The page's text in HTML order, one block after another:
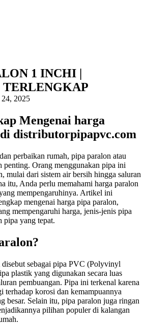
1 INCHI |
TERLENGKAP
2025
Mengenai harga
distributorpipapvc.com
perbaikan rumah, pipa paralon atau
penting. Orang menggunakan pipa ini
mulai dari sistem air bersih hingga saluran
itu, Anda perlu memahami harga paralon
mempengaruhinya. Artikel ini
mengenai harga pipa paralon,
mempengaruhi harga, jenis-jenis pipa
pipa yang tepat.
disebut sebagai pipa PVC (Polyvinyl
plastik yang digunakan secara luas
pembuangan. Pipa ini terkenal karena
terhadap korosi dan kemampuannya
besar. Selain itu, pipa paralon juga ringan
pilihan populer di kalangan